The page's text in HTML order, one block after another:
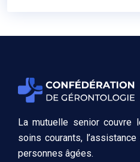
La mutuelle senior
soins courants,
personnes âgées.